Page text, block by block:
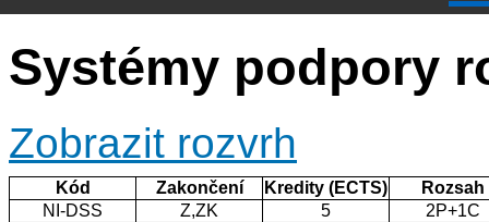
Systémy podpory
Zobrazit rozvrh
Kód Zakončení Kredity (ECTS)
Rozsah
NI-DSS
Z,ZK 5 2P+1C